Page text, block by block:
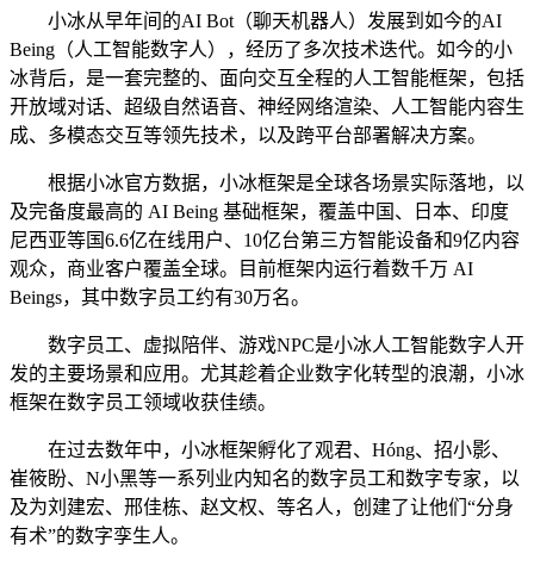
小冰从早年间的AI Bot（聊天机器人）发展到如今的AI
Being（人工智能数字人），经历了多次技术迭代。如今的小
冰背后，是一套完整的、面向交互全程的人工智能框架，包括
开放域对话、超级自然语音、神经网络渲染、人工智能内容生
成、多模态交互等领先技术，以及跨平台部署解决方案。
根据小冰官方数据，小冰框架是全球各场景实际落地，以
及完备度最高的 AI Being 基础框架，覆盖中国、日本、印度
尼西亚等国6.6亿在线用户、10亿台第三方智能设备和9亿内容
观众，商业客户覆盖全球。目前框架内运行着数千万 AI
Beings，其中数字员工约有30万名。
数字员工、虚拟陪伴、游戏NPC是小冰人工智能数字人开
发的主要场景和应用。尤其趁着企业数字化转型的浪潮，小冰
框架在数字员工领域收获佳绩。
在过去数年中，小冰框架孵化了观君、Hóng、招小影、
崔筱盼、N小黑等一系列业内知名的数字员工和数字专家，以
及为刘建宏、邢佳栋、赵文权、等名人，创建了让他们“分身
有术”的数字孪生人。